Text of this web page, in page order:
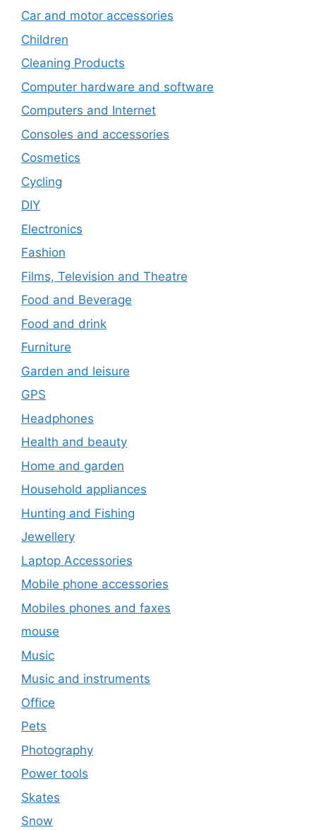
Car and motor accessories
Children
Cleaning Products
Computer hardware and software
Computers and Internet
Consoles and accessories
Cosmetics
Cycling
DIY
Electronics
Fashion
Films, Television and Theatre
Food and Beverage
Food and drink
Furniture
Garden and leisure
GPS
Headphones
Health and beauty
Home and garden
Household appliances
Hunting and Fishing
Jewellery
Laptop Accessories
Mobile phone accessories
Mobiles phones and faxes
mouse
Music
Music and instruments
Office
Pets
Photography
Power tools
Skates
Snow